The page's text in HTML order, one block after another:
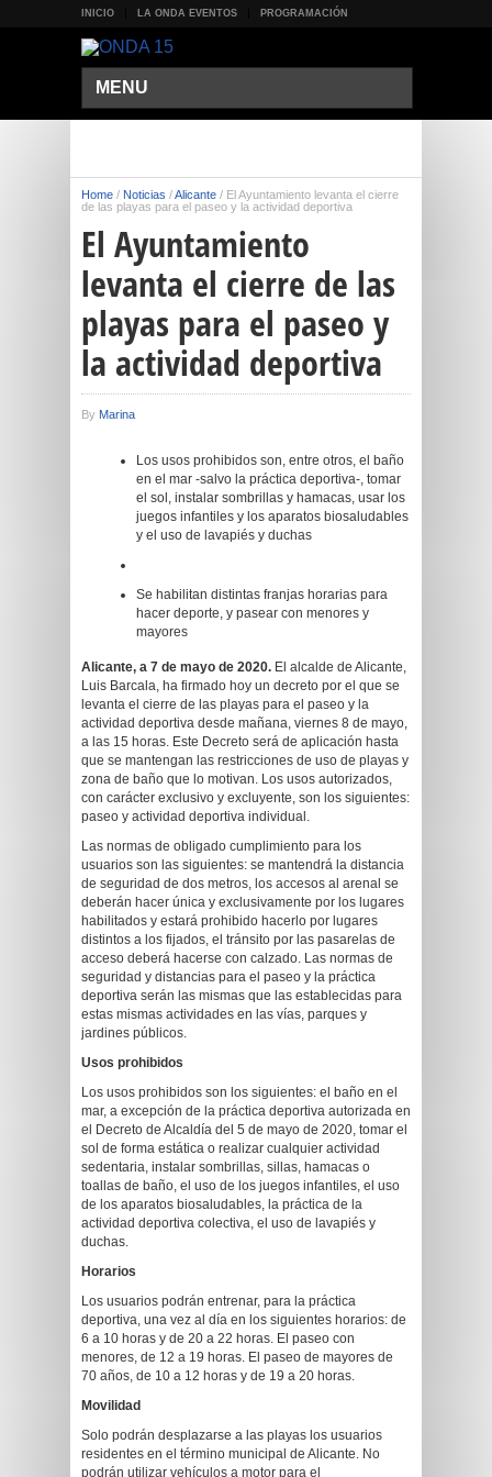
INICIO LA ONDA EVENTOS PROGRAMACIÓN
MENU
Home / Noticias /Alicante / El Ayuntamiento levanta el cierre
de las playas para el paseo y la actividad deportiva
El Ayuntamiento
levanta el cierre de las
playas para el paseo y
la actividad deportiva
By Marina
Los usos prohibidos son, entre otros, el baño
en el mar -salvo la práctica deportiva-, tomar
el sol, instalar sombrillas y hamacas, usar los
juegos infantiles y los aparatos biosaludables
y el uso de lavapiés y duchas
Se habilitan distintas franjas horarias para
hacer deporte, y pasear con menores y
mayores
Alicante, a 7 de mayo de 2020. El alcalde de Alicante,
Luis Barcala, ha firmado hoy un decreto por el que se
levanta el cierre de las playas para el paseo y la
actividad deportiva desde mañana, viernes 8 de mayo,
a las 15 horas. Este Decreto será de aplicación hasta
que se mantengan las restricciones de uso de playas y
zona de baño que lo motivan. Los usos autorizados,
con carácter exclusivo y excluyente, son los siguientes:
paseo y actividad deportiva individual.
Las normas de obligado cumplimiento para los
usuarios son las siguientes: se mantendrá la distancia
de seguridad de dos metros, los accesos al arenal se
deberán hacer única y exclusivamente por los lugares
habilitados y estará prohibido hacerlo por lugares
distintos a los fijados, el tránsito por las pasarelas de
acceso deberá hacerse con calzado. Las normas de
seguridad y distancias para el paseo y la práctica
deportiva serán las mismas que las establecidas para
estas mismas actividades en las vías, parques y
jardines públicos.
Usos prohibidos
Los usos prohibidos son los siguientes: el baño en el
mar, a excepción de la práctica deportiva autorizada en
el Decreto de Alcaldía del 5 de mayo de 2020, tomar el
sol de forma estática o realizar cualquier actividad
sedentaria, instalar sombrillas, sillas, hamacas o
toallas de baño, el uso de los juegos infantiles, el uso
de los aparatos biosaludables, la práctica de la
actividad deportiva colectiva, el uso de lavapiés y
duchas.
Horarios
Los usuarios podrán entrenar, para la práctica
deportiva, una vez al día en los siguientes horarios: de
6 a 10 horas y de 20 a 22 horas. El paseo con
menores, de 12 a 19 horas. El paseo de mayores de
70 años, de 10 a 12 horas y de 19 a 20 horas.
Movilidad
Solo podrán desplazarse a las playas los usuarios
residentes en el término municipal de Alicante. No
podrán utilizar vehículos a motor para el